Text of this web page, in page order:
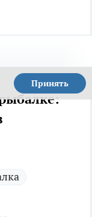
Принять